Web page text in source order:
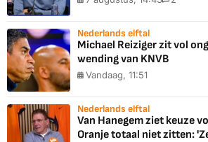
Nederlands elftal
Michael Reiziger zit vol
wending van KNVB
Vandaag, 11:51
Nederlands elftal
Van Hanegem ziet keuze
Oranje totaal niet zitten: